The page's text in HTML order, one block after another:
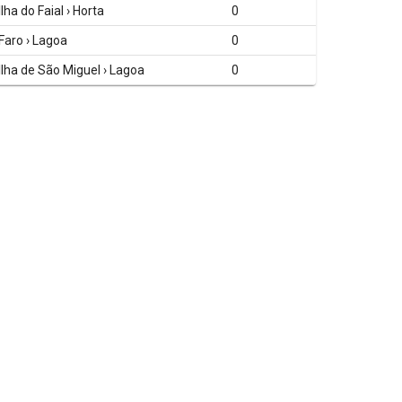
Ilha do Faial › Horta 0
Faro › Lagoa 0
Ilha de São Miguel › Lagoa 0